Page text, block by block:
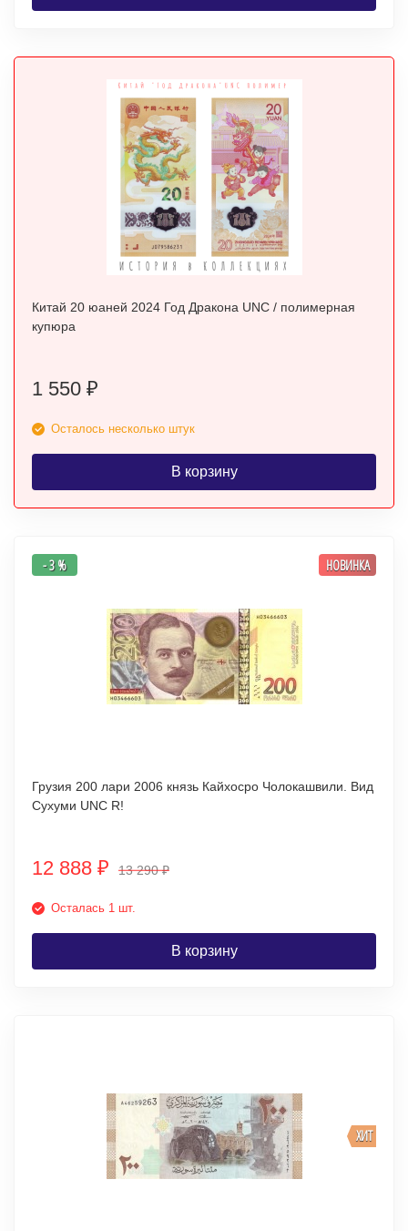
Китай 20 юаней 2024 Год Дракона UNC / полимерная
купюра
1 550 ₽
Осталось несколько штук
В корзину
- 3 % НОВИНКА
Грузия 200 лари 2006 князь Кайхосро Чолокашвили. Вид
Сухуми UNC R!
12 888 ₽ 13 290₽
Осталась 1 шт.
В корзину
ХИТ